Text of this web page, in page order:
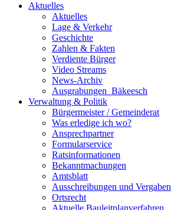
Aktuelles
Aktuelles
Lage & Verkehr
Geschichte
Zahlen & Fakten
Verdiente Bürger
Video Streams
News-Archiv
Ausgrabungen_Bäkeesch
Verwaltung & Politik
Bürgermeister / Gemeinderat
Was erledige ich wo?
Ansprechpartner
Formularservice
Ratsinformationen
Bekanntmachungen
Amtsblatt
Ausschreibungen und Vergaben
Ortsrecht
Aktuelle Bauleitplanverfahren